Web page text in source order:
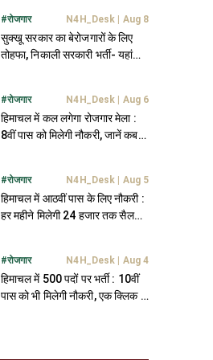
#रोजगार N4H_Desk Aug 8
सुक्खू सरकार का बेरोजगारों के लिए
तोहफा, निकाली सरकारी भर्ती- यहां
#रोजगार N4H_Desk Aug 6
हिमाचल में कल लगेगा रोजगार मेला :
8वीं पास को मिलेगी नौकरी, जानें कब
#रोजगार N4H_Desk Aug 5
हिमाचल में आठवीं पास के लिए नौकरी :
हर महीने मिलेगी 24 हजार तक सैलरी,
#रोजगार N4H_Desk Aug 4
हिमाचल में 500 पदों पर भर्ती : 10वीं
पास को भी मिलेगी नौकरी, एक क्लिक में